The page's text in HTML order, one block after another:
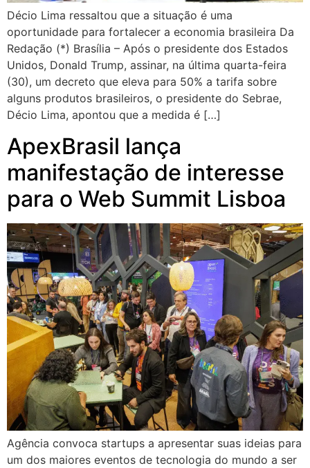
Décio Lima ressaltou que a situação é uma
oportunidade para fortalecer a economia brasileira Da
Redação (*) Brasília – Após o presidente dos Estados
Unidos, Donald Trump, assinar, na última quarta-feira
(30), um decreto que eleva para 50% a tarifa sobre
alguns produtos brasileiros, o presidente do Sebrae,
Décio Lima, apontou que a medida é […]
ApexBrasil lança
manifestação de interesse
para o Web Summit Lisboa
Agência convoca startups a apresentar suas ideias para
um dos maiores eventos de tecnologia do mundo a ser